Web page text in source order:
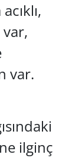
var,
var.
ilginç